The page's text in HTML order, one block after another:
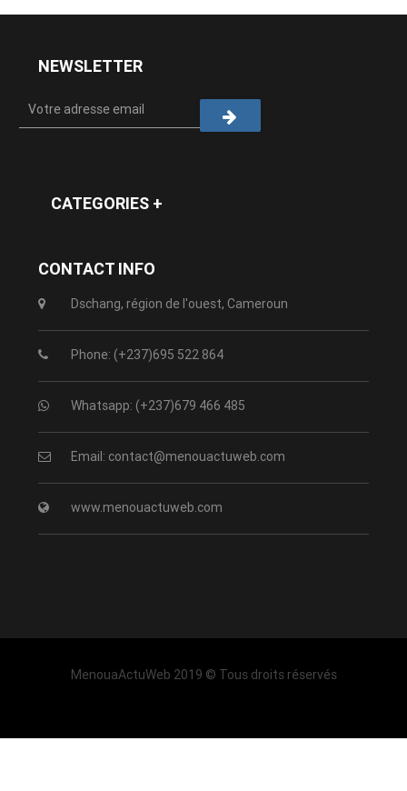
NEWSLETTER
CATEGORIES +
CONTACT INFO
Dschang, région de l'ouest, Cameroun
Phone: (+237)695 522 864
Whatsapp: (+237)679 466 485
Email: contact@menouactuweb.com
www.menouactuweb.com
MenouaActuWeb 2019 © Tous droits réservés